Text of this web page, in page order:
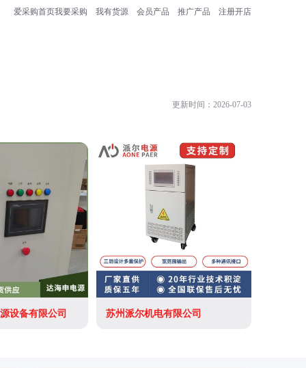
爱采购首页我要采购 我有货源 会员产品 推广产品 注册开店
更新时间：2026-07-03
设备有限公司 苏州派尔机电有限公司